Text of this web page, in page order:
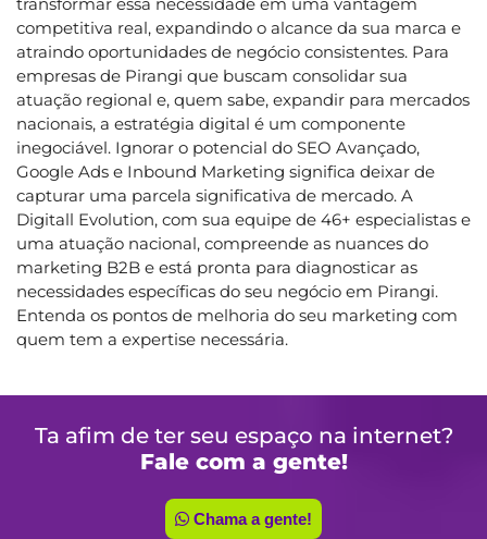
competitiva real, expandindo o alcance da sua marca e
atraindo oportunidades de negócio consistentes. Para
empresas de Pirangi que buscam consolidar sua
atuação regional e, quem sabe, expandir para mercados
nacionais, a estratégia digital é um componente
inegociável. Ignorar o potencial do SEO Avançado,
Google Ads e Inbound Marketing significa deixar de
capturar uma parcela significativa de mercado. A
Digitall Evolution, com sua equipe de 46+ especialistas e
uma atuação nacional, compreende as nuances do
marketing B2B e está pronta para diagnosticar as
necessidades específicas do seu negócio em Pirangi.
Entenda os pontos de melhoria do seu marketing com
quem tem a expertise necessária.
Ta afim de ter seu espaço na internet?
Fale com a gente!
Chama a gente!